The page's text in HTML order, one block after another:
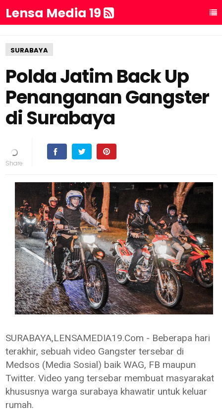
Lensa Media 19
SURABAYA
Polda Jatim Back Up
Penanganan Gangster
di Surabaya
SURABAYA,LENSAMEDIA19.Com - Beberapa hari
terakhir, sebuah video Gangster tersebar di
Medsos (Media Sosial) baik WAG, FB maupun
Twitter. Video yang tersebar membuat masyarakat
khususnya warga surabaya khawatir untuk keluar
rumah.